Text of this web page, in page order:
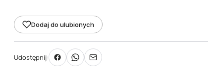
x
57
mm
(250
Dodaj do ulubionych
Udostępnij: